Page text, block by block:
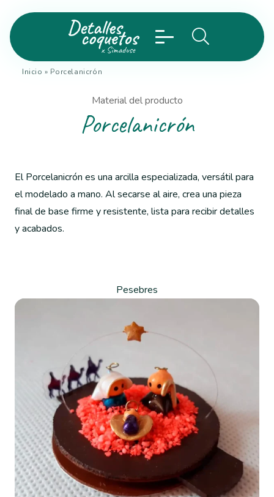
Inicio » Porcelanicrón
Material del producto
Porcelanicrón
El Porcelanicrón es una arcilla especializada, versátil para
el modelado a mano. Al secarse al aire, crea una pieza
final de base firme y resistente, lista para recibir detalles
y acabados.
Pesebres